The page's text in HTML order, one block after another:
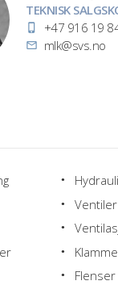
Stilling
TEKNISK
Telefon+47 916 19
E-
mlk@svs.no
Ventiler
Flenser